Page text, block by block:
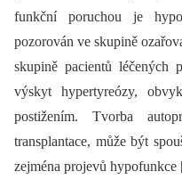
funkční poruchou je
pozorován ve skupině
skupině pacientů léčených
výskyt hypertyreózy,
postižením. Tvorba
transplantace, může být
zejména projevů hypofunkce